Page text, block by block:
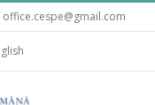
office.cespe@gmail.com